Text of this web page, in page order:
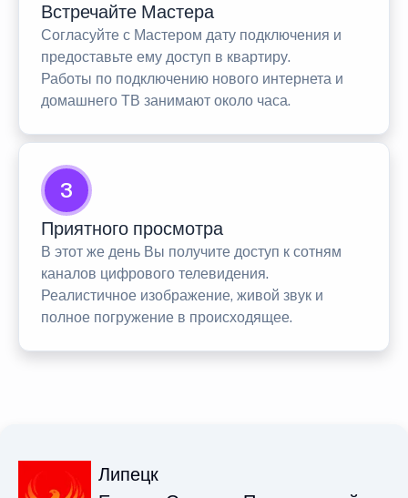
Встречайте Мастера
Согласуйте с Мастером дату подключения и
предоставьте ему доступ в квартиру.
Работы по подключению нового интернета и
домашнего ТВ занимают около часа.
3
Приятного просмотра
В этот же день Вы получите доступ к сотням
каналов цифрового телевидения.
Реалистичное изображение, живой звук и
полное погружение в происходящее.
Липецк